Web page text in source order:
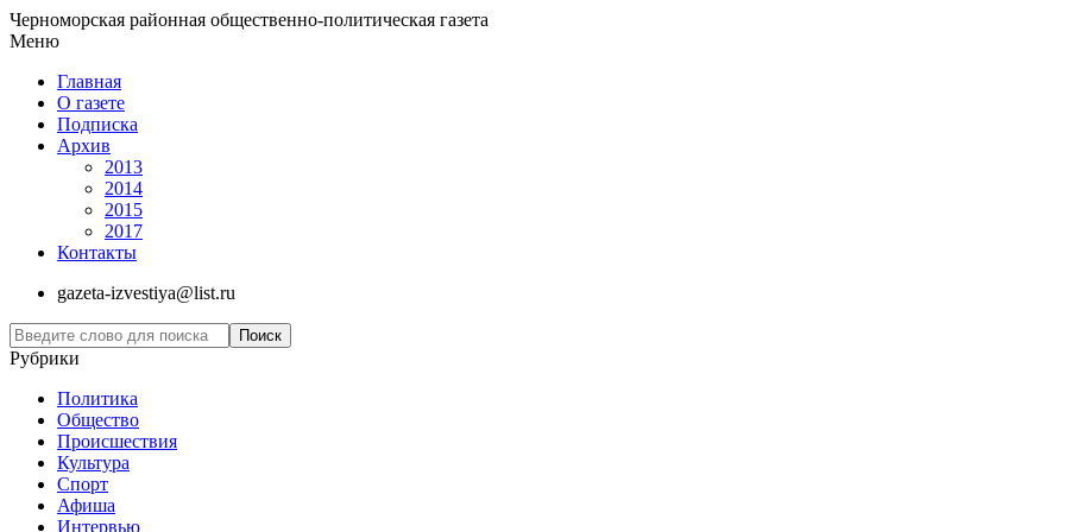
Черноморская районная общественно-политическая газета
Меню
Главная
О газете
Подписка
Архив
2013
2014
2015
2017
Контакты
gazeta-izvestiya@list.ru
Рубрики
Политика
Общество
Проиcшествия
Культура
Спорт
Афиша
Интервью